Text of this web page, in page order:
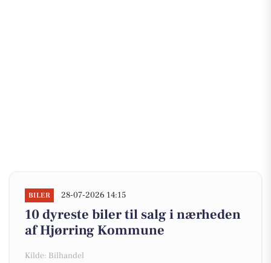
BILER 28-07-2026 14:15
10 dyreste biler til salg i nærheden
af Hjørring Kommune
Kilde: Bilhandel